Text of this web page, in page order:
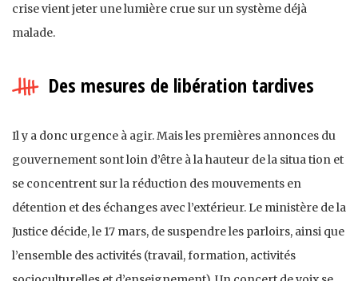
crise vient jeter une lumière crue sur un système déjà
malade.
Des mesures de libération tardives
Il y a donc urgence à agir. Mais les premières annonces du
gouvernement sont loin d’être à la hauteur de la situa tion et
se concentrent sur la réduction des mouvements en
détention et des échanges avec l’extérieur. Le ministère de la
Justice décide, le 17 mars, de suspendre les parloirs, ainsi que
l’ensemble des activités (travail, formation, activités